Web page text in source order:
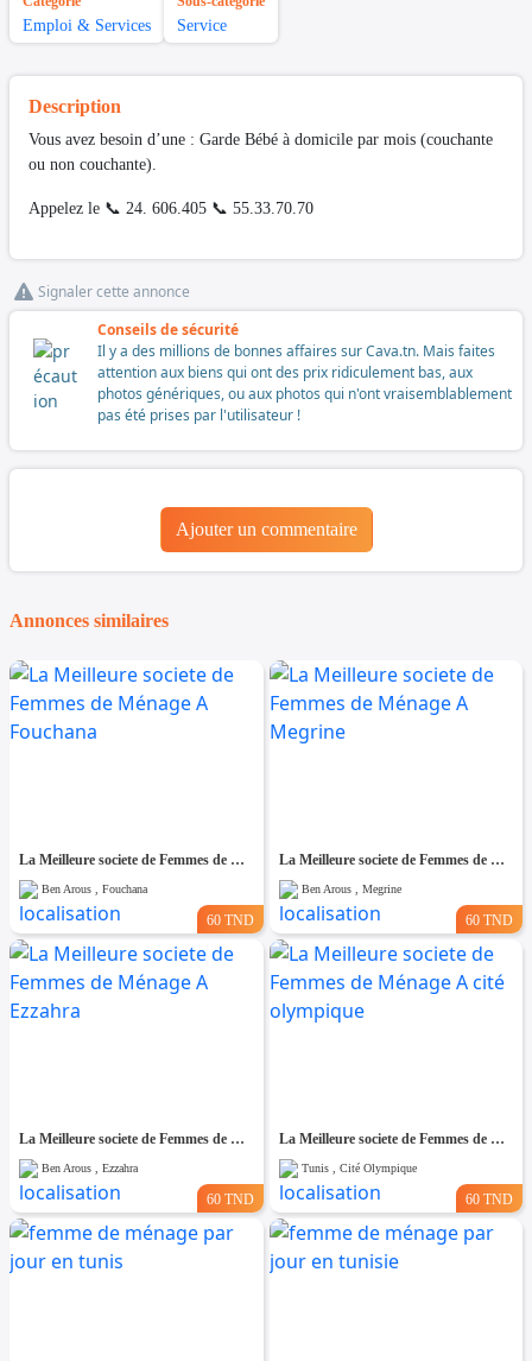
Emploi & Services Service
Description
Vous avez besoin d’une : Garde Bébé à domicile par mois (couchante
ou non couchante).
Appelez le 📞 24. 606.405 📞 55.33.70.70
Signaler cette annonce
Conseils de sécurité
Il y a des millions de bonnes affaires sur Cava.tn. Mais faites
attention aux biens qui ont des prix ridiculement bas, aux
photos génériques, ou aux photos qui n'ont vraisemblablement
pas été prises par l'utilisateur !
Ajouter un commentaire
Annonces similaires
La Meilleure societe de Femmes de Ménage A Fouchana
Ben Arous , Fouchana
60 TND
La Meilleure societe de Femmes de Ménage A Megrine
Ben Arous , Megrine
60 TND
La Meilleure societe de Femmes de Ménage A Ezzahra
Ben Arous , Ezzahra
60 TND
La Meilleure societe de Femmes de Ménage A cité olympique
Tunis , Cité Olympique
60 TND